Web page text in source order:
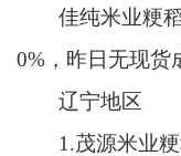
佳纯米业粳稻
0%，昨日无现货
辽宁地区
1.茂源米业粳